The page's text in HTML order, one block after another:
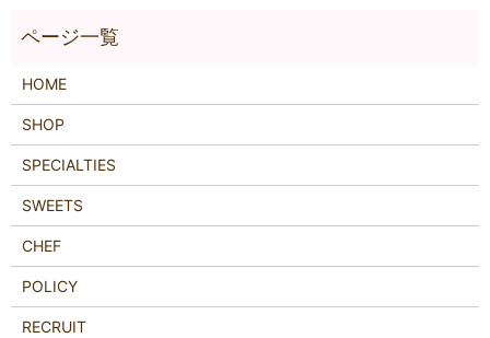
HOME
SHOP
SPECIALTIES
SWEETS
CHEF
POLICY
RECRUIT